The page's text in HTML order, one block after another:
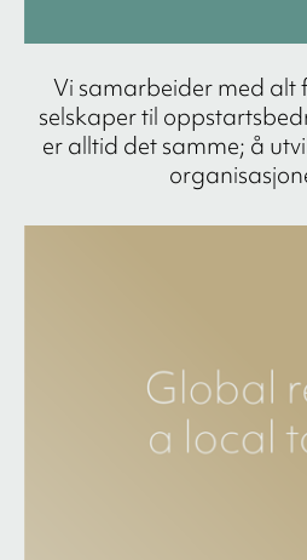
Vi samarbeider med alt
selskaper til
er alltid det samme; å